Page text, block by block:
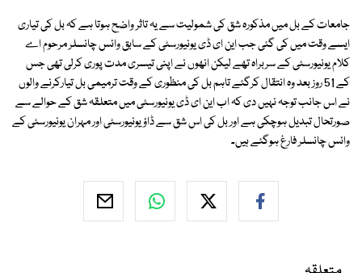
جامعات کے بل میں مذکورہ شق کی شمولیت سے یہ تاثر واضح ہوتا ہے کہ بل کی تیاری
ایسے وقت میں کی گئی جب این ای ڈی یونیورسٹی کے سابق وائس چانسلر مرحوم اے
کلام یونیورسٹی کے سربراہ تھے لیکن انھوں نے اپنی تیسری مدت پوری کرلی تھی جس
کے 51 روز بعد وہ انتقال کرگئے تاہم بل کی منظوری کے وقت ترمیمی بل تیارکرنے والوں
نے اس جانب توجہ نہیں دی کہ اب این ای ڈی یونیورسٹی میں متعلقہ شق کے حوالے سے
صورتحال تبدیل ہوچکی ہے اور بل کی اس شق سے ڈاؤ یونیورسٹی اور مہران یونیورسٹی کے
وائس چانسلر فارغ ہوگئے ہیں۔